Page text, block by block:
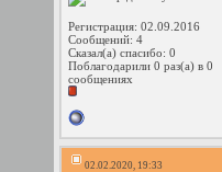
Регистрация: 02.09.2016
Сообщений: 4
Сказал(а) спасибо: 0
Поблагодарили 0 раз(а) в 0
сообщениях
02.02.2020, 19:33